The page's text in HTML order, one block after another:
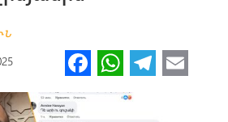
Fa
ce
W
h
Te